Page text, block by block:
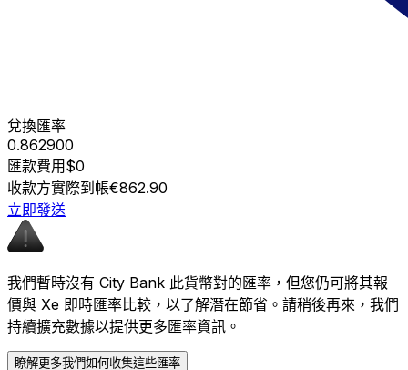
兌換匯率
0.862900
匯款費用$0
收款方實際到帳€862.90
立即發送
我們暫時沒有 City Bank 此貨幣對的匯率，但您仍可將其報
價與 Xe 即時匯率比較，以了解潛在節省。請稍後再來，我們
持續擴充數據以提供更多匯率資訊。
瞭解更多我們如何收集這些匯率